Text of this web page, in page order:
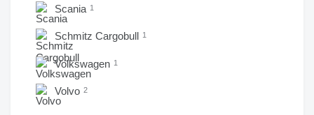
Scania 1
Schmitz Cargobull 1
Volkswagen 1
Volvo 2